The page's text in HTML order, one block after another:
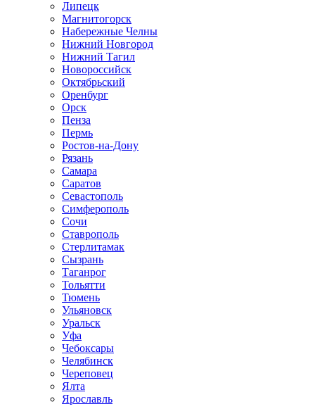
Липецк
Магнитогорск
Набережные Челны
Нижний Новгород
Нижний Тагил
Новороссийск
Октябрьский
Оренбург
Орск
Пенза
Пермь
Ростов-на-Дону
Рязань
Самара
Саратов
Севастополь
Симферополь
Сочи
Ставрополь
Стерлитамак
Сызрань
Таганрог
Тольятти
Тюмень
Ульяновск
Уральск
Уфа
Чебоксары
Челябинск
Череповец
Ялта
Ярославль